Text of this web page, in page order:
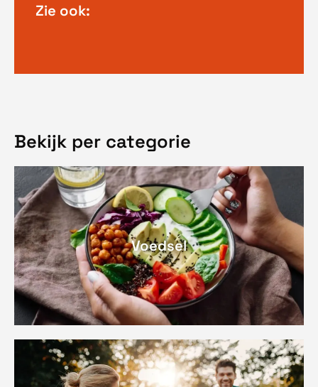
Zie ook:
Bekijk per categorie
Voedsel